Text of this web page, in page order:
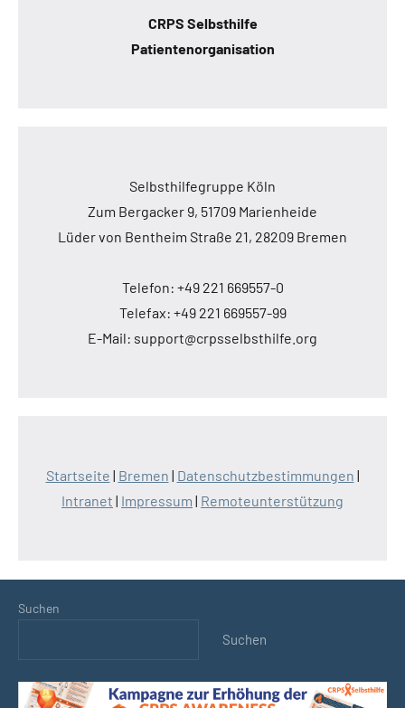
CRPS Selbsthilfe
Patientenorganisation
Selbsthilfegruppe Köln
Zum Bergacker 9, 51709 Marienheide
Lüder von Bentheim Straße 21, 28209 Bremen
Telefon: +49 221 669557-0
Telefax: +49 221 669557-99
E-Mail: support@crpsselbsthilfe.org
Startseite | Bremen | Datenschutzbestimmungen |
Intranet | Impressum | Remoteunterstützung
Suchen
Suchen